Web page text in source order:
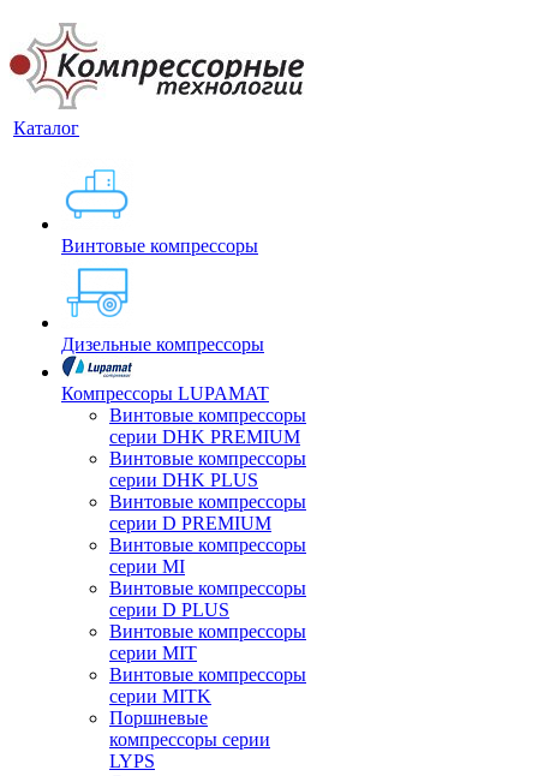
Каталог
Винтовые компрессоры
Дизельные компрессоры
Компрессоры LUPAMAT
Винтовые компрессоры
серии DHK PREMIUM
Винтовые компрессоры
серии DHK PLUS
Винтовые компрессоры
серии D PREMIUM
Винтовые компрессоры
серии MI
Винтовые компрессоры
серии D PLUS
Винтовые компрессоры
серии MIT
Винтовые компрессоры
серии MITK
Поршневые
компрессоры серии
LYPS